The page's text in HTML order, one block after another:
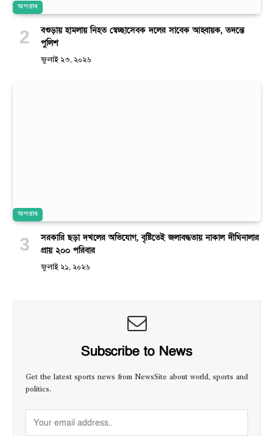
অপরাধ
বগুড়ায় হামলায় নিহত স্বেচ্ছাসেবক দলের সাবেক আহ্বায়ক, তদন্তে
পুলিশ
জুলাই ২৩, ২০২৬
অপরাধ
সরকারি ছড়া দখলের অভিযোগ, বৃষ্টিতেই জলাবদ্ধতায় নাকাল দীঘিনালার
প্রায় ২০০ পরিবার
জুলাই ২১, ২০২৬
Subscribe to News
Get the latest sports news from NewsSite about world, sports and
politics.